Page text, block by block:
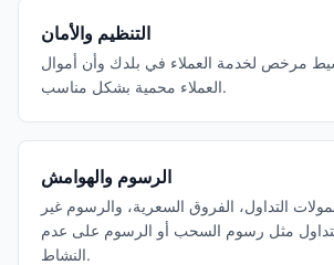
التنظيم والأمان
مرخص لخدمة العملاء في بلدك وأن أموال
العملاء محمية بشكل مناسب.
الرسوم والهوامش
التداول، الفروق السعرية، والرسوم غير
مثل رسوم السحب أو الرسوم على عدم
النشاط.